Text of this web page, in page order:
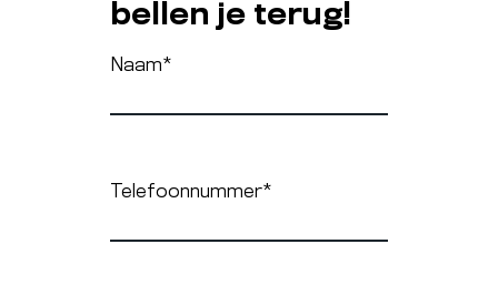
bellen je terug!
Naam*
Telefoonnummer*